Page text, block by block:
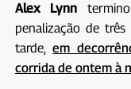
Alex Lynn
penalização de
tarde,em
corrida de ontem à